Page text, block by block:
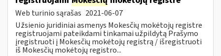
Web turinio sąrašas 2021-06-07
Užsienio juridiniai asmenys Mokesčių mokėtojų registre
registruojami pateikdami tinkamai užpildytą Prašymo
įregistruoti į Mokesčių mokėtojų registrą / išregistruoti
iš Mokesčių mokėtojų registro...